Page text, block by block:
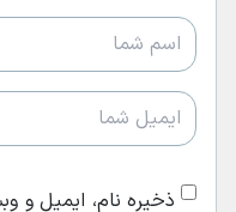
ذخیره نام، ایمیل و